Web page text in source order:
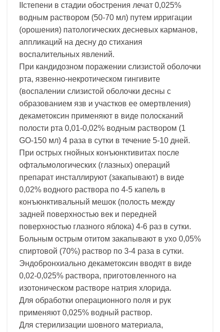
IIстепени в стадии обострения лечат 0,025%
водным раствором (50-70 мл) путем ирригации
(орошения) патологических десневых карманов,
аппликаций на десну до стихания
воспалительных явлений.
При кандидозном поражении слизистой оболочки
рта, язвенно-некротическом гингивите
(воспалении слизистой оболочки десны с
образованием язв и участков ее омертвления)
декаметоксин применяют в виде полосканий
полости рта 0,01-0,02% водным раствором (1
GO-150 мл) 4 раза в сутки в течение 5-10 дней.
При острых гнойных конъюнктивитах после
офтальмологических (глазных) операций
препарат инсталлируют (закапывают) в виде
0,02% водного раствора по 4-5 капель в
конъюнктивальный мешок (полость между
задней поверхностью век и передней
поверхностью глазного яблока) 4-6 раз в сутки.
Больным острым отитом закапывают в ухо 0,05%
спиртовой (70%) раствор по 3-4 раза в сутки.
Эндобронхиально декаметоксин вводят в виде
0,02-0,025% раствора, приготовленного на
изотоническом растворе натрия хлорида.
Для обработки операционного поля и рук
применяют 0,025% водный раствор.
Для стерилизации шовного материала,